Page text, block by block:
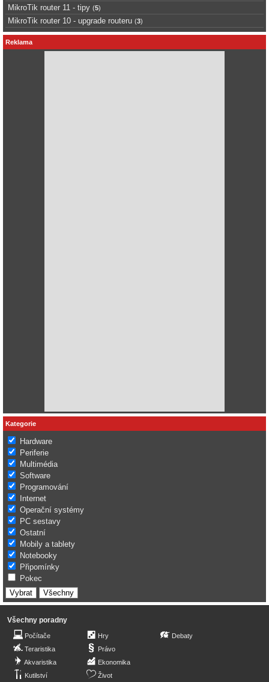
MikroTik router 11 - tipy (5)
MikroTik router 10 - upgrade routeru (3)
Reklama
Kategorie
Hardware
Periferie
Multimédia
Software
Programování
Internet
Operační systémy
PC sestavy
Ostatní
Mobily a tablety
Notebooky
Připomínky
Pokec
Všechny poradny
Počítače
Teraristika
Akvaristika
Kutilství
Hry
Právo
Ekonomika
Život
Debaty